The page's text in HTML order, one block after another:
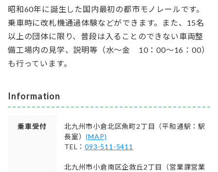
昭和60年に誕生した国内最初の都市モノレールです。
乗車時に改札機通過体験などができます。また、15名
以上の団体に限り、普段は入ることのできない車両整
備工場内の見学、説明等（水〜金 10：00〜16：00）
も行っています。
Information
乗車受付
北九州市小倉北区魚町2丁目（平和通駅：駅
長室）(MAP)
TEL：093-511-5411
北九州市小倉南区企救丘2丁目（営業課営業